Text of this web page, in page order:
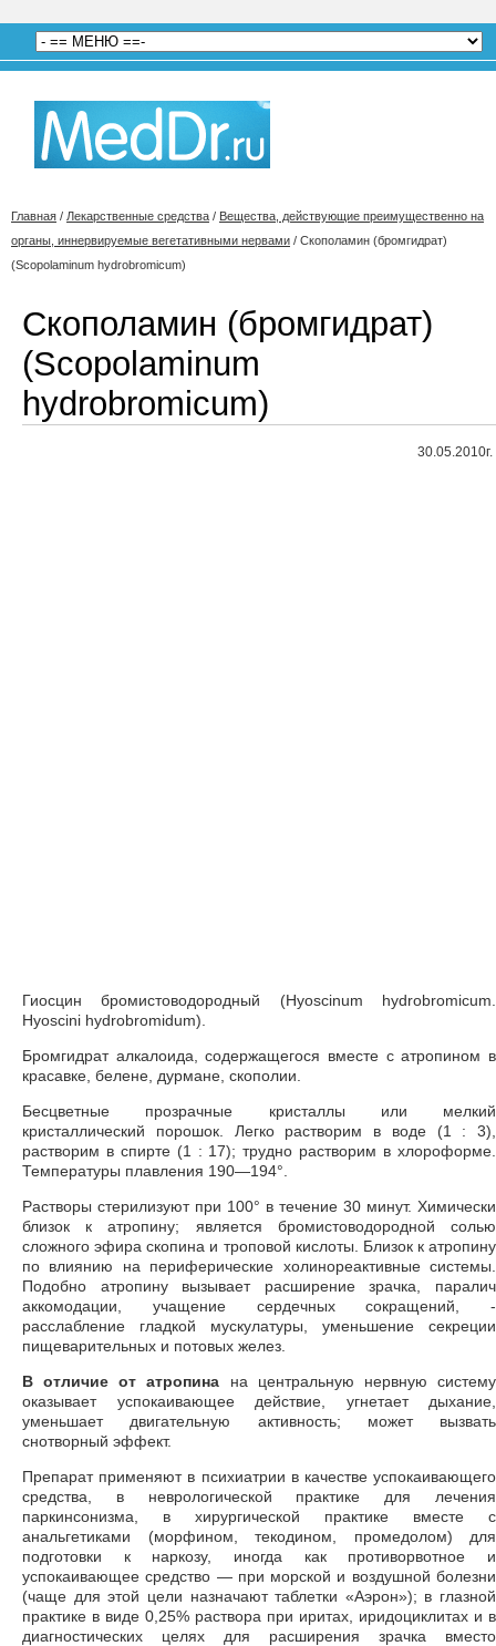
Главная / Лекарственные средства / Вещества, действующие преимущественно на
органы, иннервируемые вегетативными нервами / Скополамин (бромгидрат)
(Scopolaminum hydrobromicum)
Скополамин (бромгидрат)
(Scopolaminum
hydrobromicum)
30.05.2010г.
Гиосцин бромистоводородный (Hyoscinum hydrobromicum.
Hyoscini hydrobromidum).
Бромгидрат алкалоида, содержащегося вместе с атропином в
красавке, белене, дурмане, скополии.
Бесцветные прозрачные кристаллы или мелкий
кристаллический порошок. Легко растворим в воде (1 : 3),
растворим в спирте (1 : 17); трудно растворим в хлороформе.
Температуры плавления 190—194°.
Растворы стерилизуют при 100° в течение 30 минут. Химически
близок к атропину; является бромистоводородной солью
сложного эфира скопина и троповой кислоты. Близок к атропину
по влиянию на периферические холинореактивные системы.
Подобно атропину вызывает расширение зрачка, паралич
аккомодации, учащение сердечных сокращений, -
расслабление гладкой мускулатуры, уменьшение секреции
пищеварительных и потовых желез.
В отличие от атропина на центральную нервную систему
оказывает успокаивающее действие, угнетает дыхание,
уменьшает двигательную активность; может вызвать
снотворный эффект.
Препарат применяют в психиатрии в качестве успокаивающего
средства, в неврологической практике для лечения
паркинсонизма, в хирургической практике вместе с
анальгетиками (морфином, текодином, промедолом) для
подготовки к наркозу, иногда как противорвотное и
успокаивающее средство — при морской и воздушной болезни
(чаще для этой цели назначают таблетки «Аэрон»); в глазной
практике в виде 0,25% раствора при иритах, иридоциклитах и в
диагностических целях для расширения зрачка вместо